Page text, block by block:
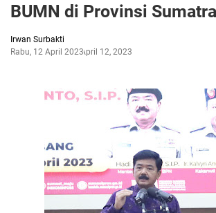
BUMN di Provinsi
Irwan Surbakti
Rabu, 12 April 2023April 12, 2023